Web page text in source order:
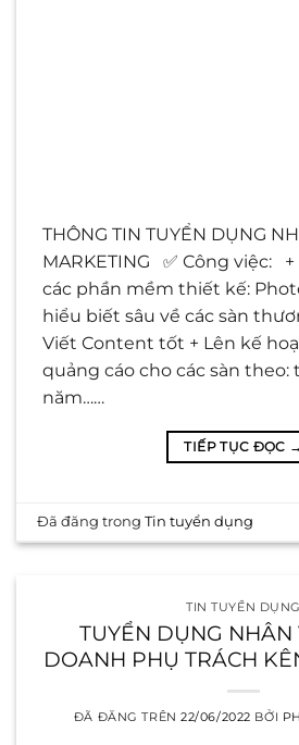
THÔNG TIN TUYỂN DỤNG
MARKETING ✅ Công việc:
các phần mềm thiết kế:
hiểu biết sâu về các sàn
Viết Content tốt + Lên kế
quảng cáo cho các sàn theo:
năm……
TIẾP TỤC ĐỌC →
Đã đăng trongTin tuyển dụng
TIN TUYỂN DỤNG
TUYỂN DỤNG
DOANH PHỤ TRÁCH
ĐÃ ĐĂNG TRÊN22/06/2022 BỞI